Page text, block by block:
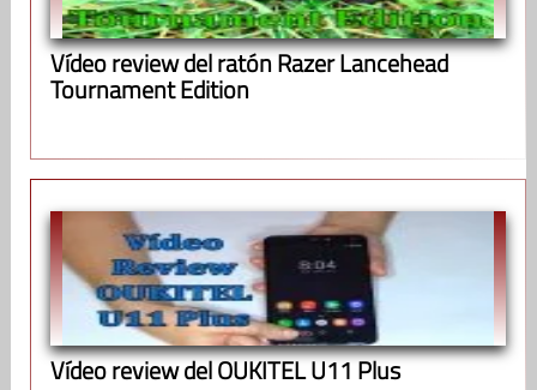
Vídeo review del ratón Razer Lancehead
Tournament Edition
Vídeo review del OUKITEL U11 Plus